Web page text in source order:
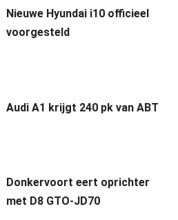
Nieuwe Hyundai i10 officieel
voorgesteld
Audi A1 krijgt 240 pk van ABT
Donkervoort eert oprichter
met D8 GTO-JD70